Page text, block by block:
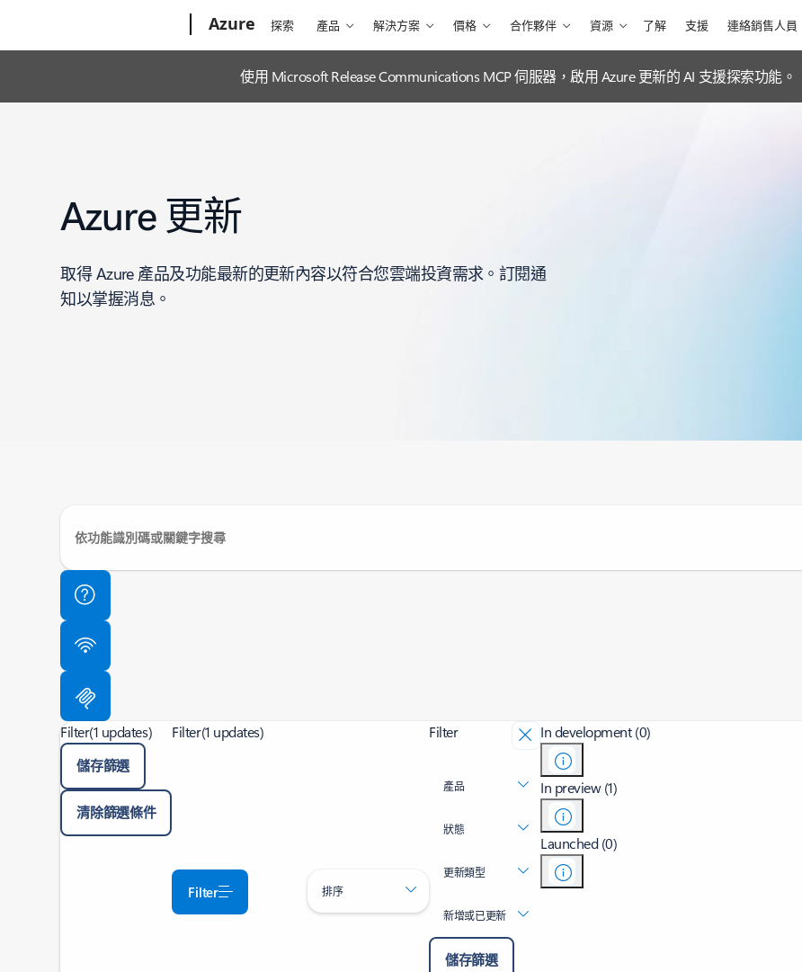
Azure 探索 產品 解決方案 價格 合作夥伴 資源 了解 支援 連絡銷售人員
使用 Microsoft Release Communications MCP 伺服器，啟用 Azure 更新的 AI 支援探索功能。
Azure 更新
取得 Azure 產品及功能最新的更新內容以符合您雲端投資需求。訂閱通
知以掌握消息。
Filter(1 updates)
儲存篩選
清除篩選條件
Filter(1 updates)
Filter 排序
Filter
產品
狀態
更新類型
新增或已更新
儲存篩選
In development (0)
In preview (1)
Launched (0)